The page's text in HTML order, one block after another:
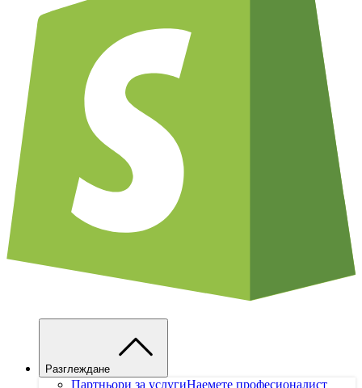
Разглеждане
Партньори за услугиНаемете професионалист